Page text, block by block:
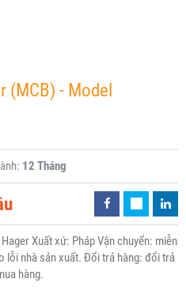
(MCB) - Model
12 Tháng
Xuất xứ: Pháp Vận chuyển: miễn
lỗi nhà sản xuất. Đổi trả hàng: đổi trả
hàng.